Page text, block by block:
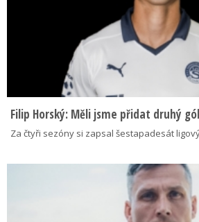
Filip Horský: Měli jsme přidat druhý gól
Za čtyři sezóny si zapsal šestapadesát